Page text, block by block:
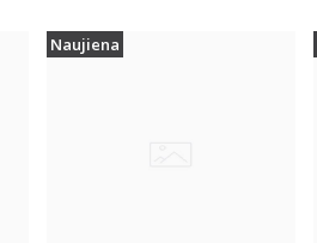
Naujiena